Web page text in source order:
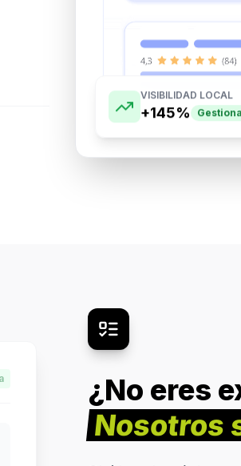
VISIBILIDAD LOCAL
+145%
¿No eres
Nosotros